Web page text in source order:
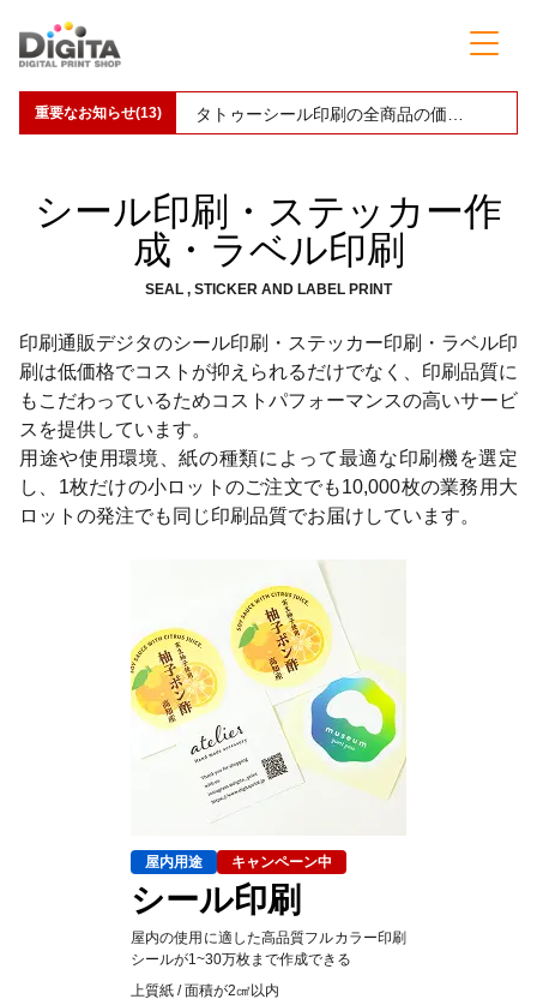
重要なお知らせ(13)
00086-DMTのインクジェットプリント対応終了についてのお知らせ
シール印刷・ステッカー作
成・ラベル印刷
SEAL , STICKER AND LABEL PRINT
印刷通販デジタのシール印刷・ステッカー印刷・ラベル印
刷は低価格でコストが抑えられるだけでなく、印刷品質に
もこだわっているためコストパフォーマンスの高いサービ
スを提供しています。
用途や使用環境、紙の種類によって最適な印刷機を選定
し、1枚だけの小ロットのご注文でも10,000枚の業務用大
ロットの発注でも同じ印刷品質でお届けしています。
屋内用途 キャンペーン中
シール印刷
屋内の使用に適した高品質フルカラー印刷
シールが1~30万枚まで作成できる
上質紙 / 面積が2㎠以内